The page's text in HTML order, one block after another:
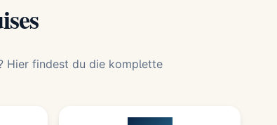
Hier findest du die komplette